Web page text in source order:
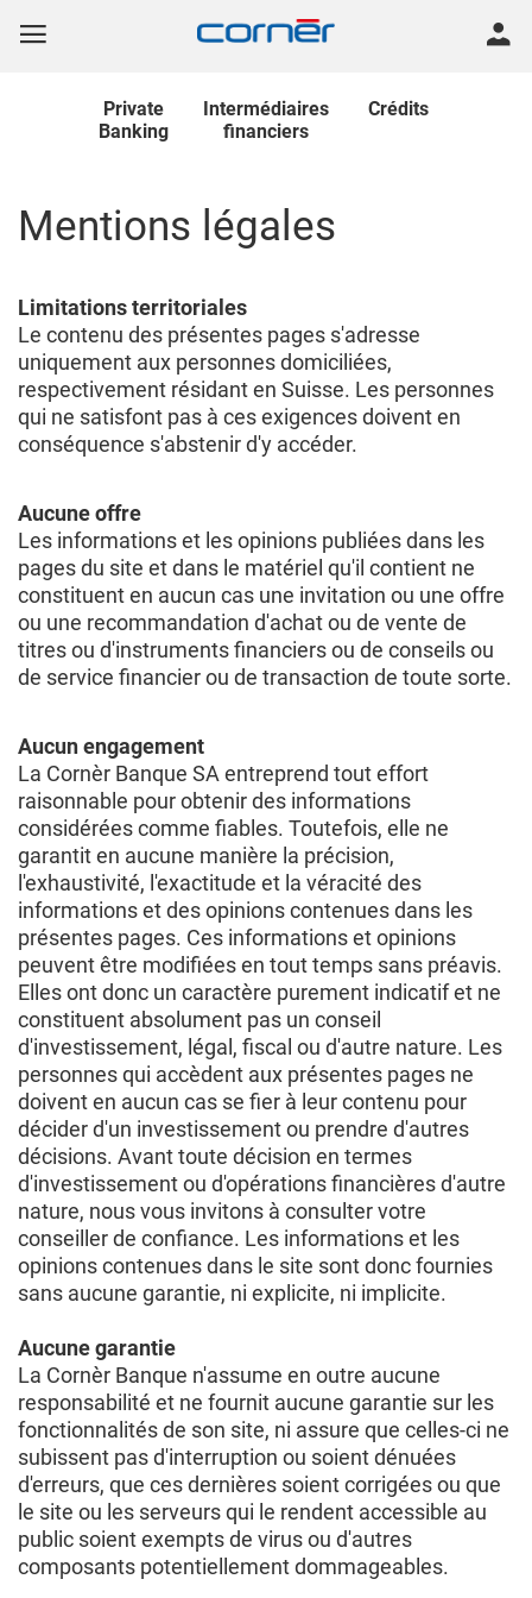
Private
Banking
Intermédiaires
financiers
Crédits
Mentions légales
Limitations territoriales
Le contenu des présentes pages s'adresse
uniquement aux personnes domiciliées,
respectivement résidant en Suisse. Les personnes
qui ne satisfont pas à ces exigences doivent en
conséquence s'abstenir d'y accéder.
Aucune offre
Les informations et les opinions publiées dans les
pages du site et dans le matériel qu'il contient ne
constituent en aucun cas une invitation ou une offre
ou une recommandation d'achat ou de vente de
titres ou d'instruments financiers ou de conseils ou
de service financier ou de transaction de toute sorte.
Aucun engagement
La Cornèr Banque SA entreprend tout effort
raisonnable pour obtenir des informations
considérées comme fiables. Toutefois, elle ne
garantit en aucune manière la précision,
l'exhaustivité, l'exactitude et la véracité des
informations et des opinions contenues dans les
présentes pages. Ces informations et opinions
peuvent être modifiées en tout temps sans préavis.
Elles ont donc un caractère purement indicatif et ne
constituent absolument pas un conseil
d'investissement, légal, fiscal ou d'autre nature. Les
personnes qui accèdent aux présentes pages ne
doivent en aucun cas se fier à leur contenu pour
décider d'un investissement ou prendre d'autres
décisions. Avant toute décision en termes
d'investissement ou d'opérations financières d'autre
nature, nous vous invitons à consulter votre
conseiller de confiance. Les informations et les
opinions contenues dans le site sont donc fournies
sans aucune garantie, ni explicite, ni implicite.
Aucune garantie
La Cornèr Banque n'assume en outre aucune
responsabilité et ne fournit aucune garantie sur les
fonctionnalités de son site, ni assure que celles-ci ne
subissent pas d'interruption ou soient dénuées
d'erreurs, que ces dernières soient corrigées ou que
le site ou les serveurs qui le rendent accessible au
public soient exempts de virus ou d'autres
composants potentiellement dommageables.